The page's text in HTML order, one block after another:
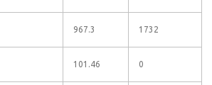
967.3 1732
101.46 0